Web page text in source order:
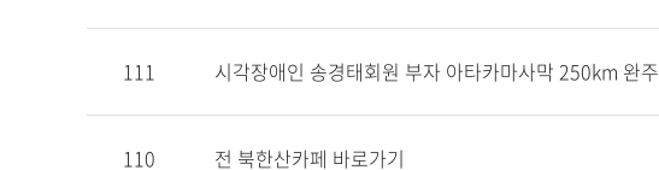
111 시각장애인 송경태회원 부자 아타카마사막 250km 완주
110 전 북한산카페 바로가기